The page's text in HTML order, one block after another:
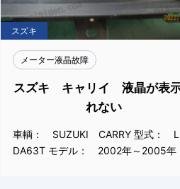
スズキ
メーター液晶故障
スズキ キャリイ 液晶が表
れない
車輌： SUZUKI CARRY 型式：
DA63T モデル： 2002年～2005年